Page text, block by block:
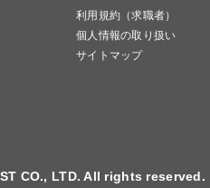
利用規約（求職者）
個人情報の取り扱い
サイトマップ
CO., LTD. All rights reserved.